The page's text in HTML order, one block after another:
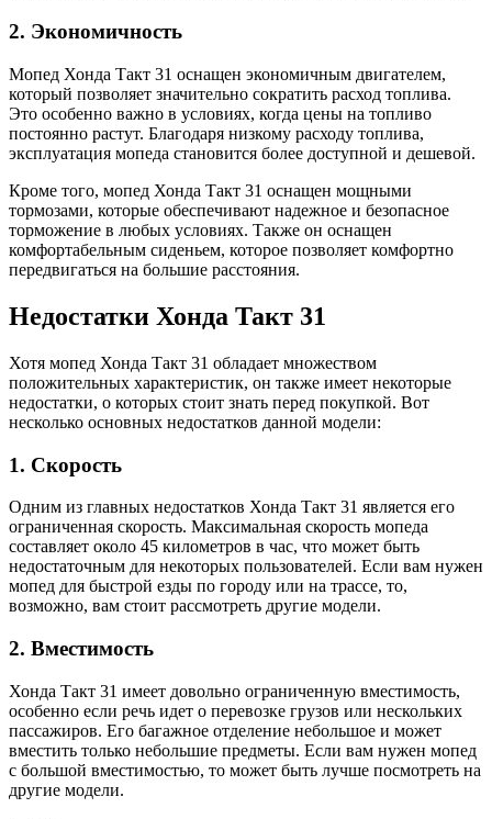
2. Экономичность
Мопед Хонда Такт 31 оснащен экономичным двигателем,
который позволяет значительно сократить расход топлива.
Это особенно важно в условиях, когда цены на топливо
постоянно растут. Благодаря низкому расходу топлива,
эксплуатация мопеда становится более доступной и дешевой.
Кроме того, мопед Хонда Такт 31 оснащен мощными
тормозами, которые обеспечивают надежное и безопасное
торможение в любых условиях. Также он оснащен
комфортабельным сиденьем, которое позволяет комфортно
передвигаться на большие расстояния.
Недостатки Хонда Такт 31
Хотя мопед Хонда Такт 31 обладает множеством
положительных характеристик, он также имеет некоторые
недостатки, о которых стоит знать перед покупкой. Вот
несколько основных недостатков данной модели:
1. Скорость
Одним из главных недостатков Хонда Такт 31 является его
ограниченная скорость. Максимальная скорость мопеда
составляет около 45 километров в час, что может быть
недостаточным для некоторых пользователей. Если вам нужен
мопед для быстрой езды по городу или на трассе, то,
возможно, вам стоит рассмотреть другие модели.
2. Вместимость
Хонда Такт 31 имеет довольно ограниченную вместимость,
особенно если речь идет о перевозке грузов или нескольких
пассажиров. Его багажное отделение небольшое и может
вместить только небольшие предметы. Если вам нужен мопед
с большой вместимостью, то может быть лучше посмотреть на
другие модели.